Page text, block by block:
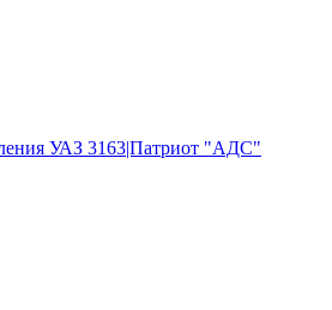
УАЗ 3163|Патриот "АДС"